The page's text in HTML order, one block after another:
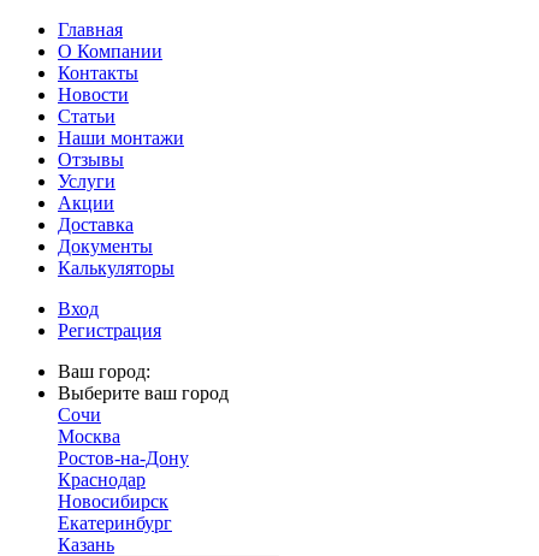
Главная
О Компании
Контакты
Новости
Статьи
Наши монтажи
Отзывы
Услуги
Акции
Доставка
Документы
Калькуляторы
Вход
Регистрация
Ваш город:
Выберите ваш город
Сочи
Москва
Ростов-на-Дону
Краснодар
Новосибирск
Екатеринбург
Казань